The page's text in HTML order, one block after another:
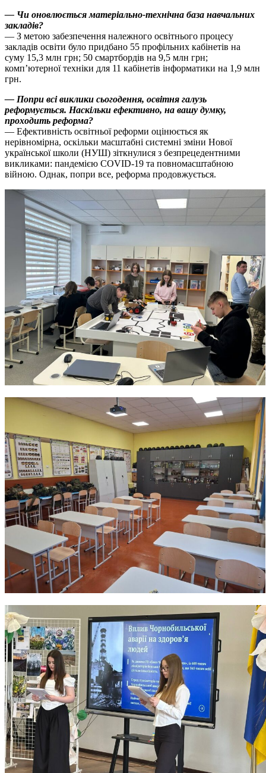
— Чи оновлюється матеріально-технічна база навчальних
закладів?
— З метою забезпечення належного освітнього процесу
закладів освіти було придбано 55 профільних кабінетів на
суму 15,3 млн грн; 50 смартбордів на 9,5 млн грн;
комп’ютерної техніки для 11 кабінетів інформатики на 1,9 млн
грн.
— Попри всі виклики сьогодення, освітня галузь
реформується. Наскільки ефективно, на вашу думку,
проходить реформа?
— Ефективність освітньої реформи оцінюється як
нерівномірна, оскільки масштабні системні зміни Нової
української школи (НУШ) зіткнулися з безпрецедентними
викликами: пандемією COVID-19 та повномасштабною
війною. Однак, попри все, реформа продовжується.